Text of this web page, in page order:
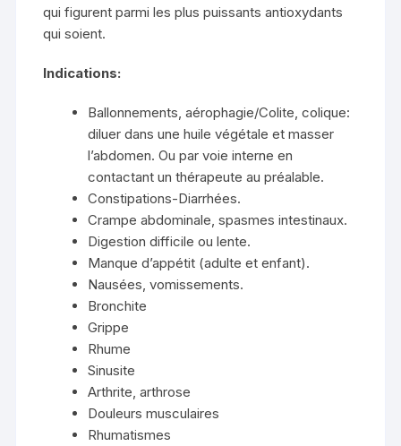
qui figurent parmi les plus puissants antioxydants
qui soient.
Indications:
Ballonnements, aérophagie/Colite, colique:
diluer dans une huile végétale et masser
l’abdomen. Ou par voie interne en
contactant un thérapeute au préalable.
Constipations-Diarrhées.
Crampe abdominale, spasmes intestinaux.
Digestion difficile ou lente.
Manque d’appétit (adulte et enfant).
Nausées, vomissements.
Bronchite
Grippe
Rhume
Sinusite
Arthrite, arthrose
Douleurs musculaires
Rhumatismes